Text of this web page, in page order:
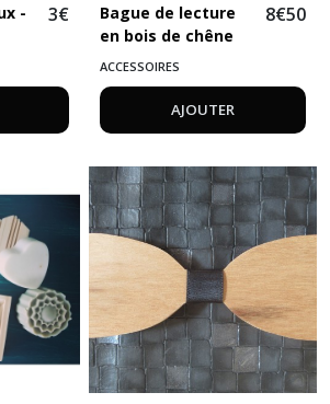
-
3€
Bague de lecture
en bois de chêne
8€50
ACCESSOIRES
AJOUTER